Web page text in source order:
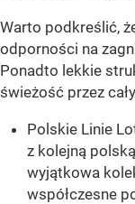
Warto podkreślić,
odporności na
Ponadto lekkie
świeżość przez
Polskie Linie
z kolejną
wyjątkowa
współczesne